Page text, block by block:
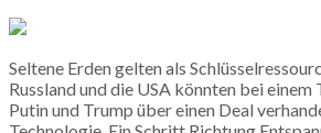
Seltene Erden gelten als
Russland und die USA könnten bei
Putin und Trump über einen Deal